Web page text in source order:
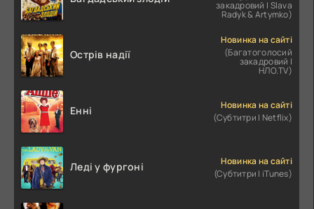
закадровий | Slava
Radyk & Artymko)
Острів надії
Новинка на сайті
(Багатоголосий
закадровий |
НЛО.TV)
Енні
Новинка на сайті
(Субтитри | Netflix)
Леді у фургоні
Новинка на сайті
(Субтитри | iTunes)